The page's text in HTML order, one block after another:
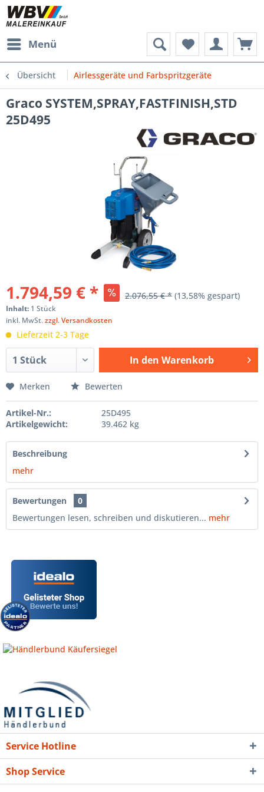
Menü
Übersicht Airlessgeräte und Farbspritzgeräte
Graco SYSTEM,SPRAY,FASTFINISH,STD
25D495
1.794,59 € * 2.076,55 € * (13,58% gespart)
Inhalt: 1 Stück
inkl. MwSt.zzgl. Versandkosten
Lieferzeit 2-3 Tage
In den Warenkorb
Merken Bewerten
Artikel-Nr.:
25D495
Artikelgewicht:
39.462 kg
Beschreibung
mehr
Bewertungen
0
Bewertungen lesen, schreiben und diskutieren... mehr
Service Hotline
Shop Service